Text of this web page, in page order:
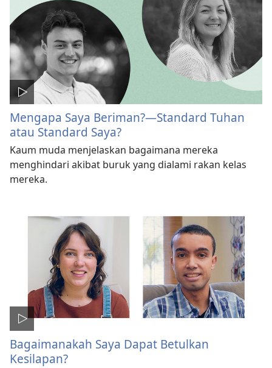
Mengapa Saya Beriman?—Standard Tuhan
atau Standard Saya?
Kaum muda menjelaskan bagaimana mereka
menghindari akibat buruk yang dialami rakan kelas
mereka.
Bagaimanakah Saya Dapat Betulkan
Kesilapan?